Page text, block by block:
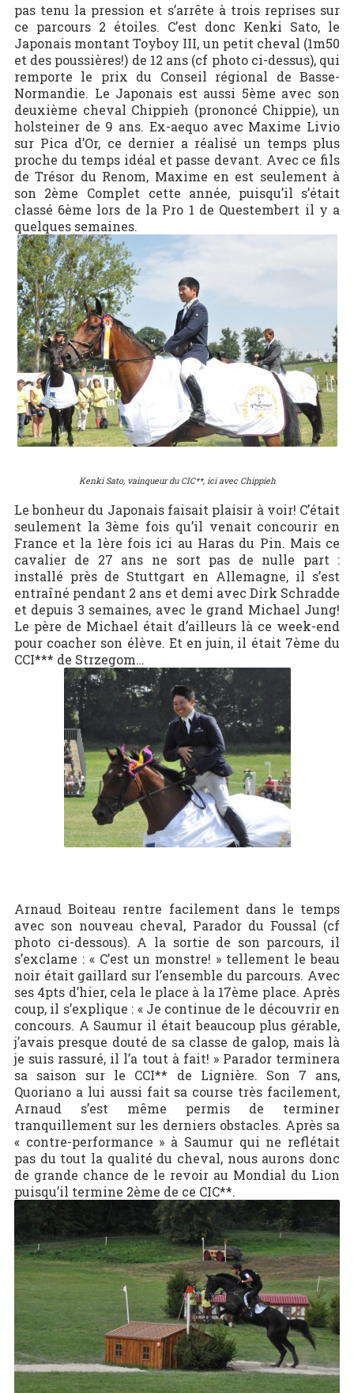
pas tenu la pression et s’arrête à trois reprises sur
ce parcours 2 étoiles. C’est donc Kenki Sato, le
Japonais montant Toyboy III, un petit cheval (1m50
et des poussières!) de 12 ans (cf photo ci-dessus), qui
remporte le prix du Conseil régional de Basse-
Normandie. Le Japonais est aussi 5ème avec son
deuxième cheval Chippieh (prononcé Chippie), un
holsteiner de 9 ans. Ex-aequo avec Maxime Livio
sur Pica d’Or, ce dernier a réalisé un temps plus
proche du temps idéal et passe devant. Avec ce fils
de Trésor du Renom, Maxime en est seulement à
son 2ème Complet cette année, puisqu’il s’était
classé 6ème lors de la Pro 1 de Questembert il y a
quelques semaines.
Kenki Sato, vainqueur du CIC**, ici avec Chippieh
Le bonheur du Japonais faisait plaisir à voir! C’était
seulement la 3ème fois qu’il venait concourir en
France et la 1ère fois ici au Haras du Pin. Mais ce
cavalier de 27 ans ne sort pas de nulle part :
installé près de Stuttgart en Allemagne, il s’est
entraîné pendant 2 ans et demi avec Dirk Schradde
et depuis 3 semaines, avec le grand Michael Jung!
Le père de Michael était d’ailleurs là ce week-end
pour coacher son élève. Et en juin, il était 7ème du
CCI*** de Strzegom…
Arnaud Boiteau rentre facilement dans le temps
avec son nouveau cheval, Parador du Foussal (cf
photo ci-dessous). A la sortie de son parcours, il
s’exclame : « C’est un monstre! » tellement le beau
noir était gaillard sur l’ensemble du parcours. Avec
ses 4pts d’hier, cela le place à la 17ème place. Après
coup, il s’explique : « Je continue de le découvrir en
concours. A Saumur il était beaucoup plus gérable,
j’avais presque douté de sa classe de galop, mais là
je suis rassuré, il l’a tout à fait! » Parador terminera
sa saison sur le CCI** de Lignière. Son 7 ans,
Quoriano a lui aussi fait sa course très facilement,
Arnaud s’est même permis de terminer
tranquillement sur les derniers obstacles. Après sa
« contre-performance » à Saumur qui ne reflétait
pas du tout la qualité du cheval, nous aurons donc
de grande chance de le revoir au Mondial du Lion
puisqu’il termine 2ème de ce CIC**.